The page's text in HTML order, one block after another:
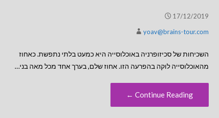
17/12/2019
yoav@brains-tour.com
השכיחות של סכיזופרניה באוכלוסייה היא כמעט בלתי נתפשת. כאחוז
מהאוכלוסייה לוקה בהפרעה הזו. אחוז שלם, בערך אחד מכל מאה בני…
Continue Reading ←